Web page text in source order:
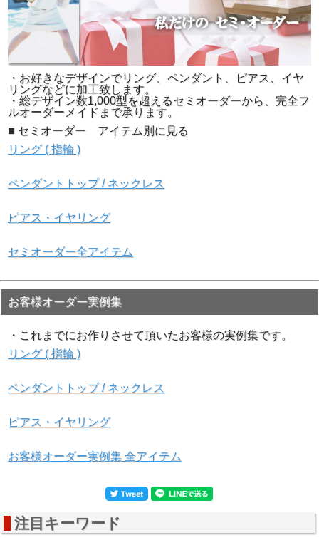
▲正面画像 優美な曲線と
一定以上の強度を併せ持つ
絶妙なデザインです。
▲側面画像1 センターダイ
ヤの部分が多少出ています
が、かつての立て爪に比べ
ると格段に収まりが良くな
っています。
一定以上の強度を併せ持つ
絶妙なデザインです。
たせています。このおかげ
▲中央宝石研究所 ソーティ
ング袋画像
●ナチュラルのダイヤモンドです。
●カラーは「Gカラー」ですので僅かに黄色とされます
が、リングにセッティングしたためかまず感じないと思い
ます。テリは十分、キレイに輝いています。
・お好きなデザインでリング、ペンダント、ピアス、イヤ
リングなどに加工致します。
・総デザイン数1,000型を超えるセミオーダーから、完全フ
ルオーダーメイドまで承ります。
■ セミオーダー アイテム別に見る
リング ( 指輪 )
ペンダントトップ / ネックレス
ピアス・イヤリング
セミオーダー全アイテム
お客様オーダー実例集
・これまでにお作りさせて頂いたお客様の実例集です。
リング ( 指輪 )
ペンダントトップ / ネックレス
ピアス・イヤリング
お客様オーダー実例集 全アイテム
注目キーワード